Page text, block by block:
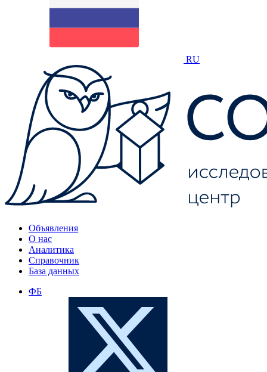
RU
Объявления
О нас
Аналитика
Справочник
База данных
ФБ